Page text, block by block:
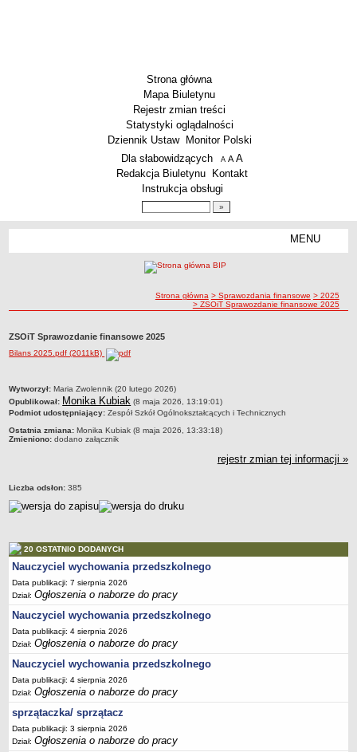
Strona główna
Mapa Biuletynu
Rejestr zmian treści
Statystyki oglądalności
Dziennik Ustaw
Monitor Polski
Menu dodatkowe
Dla słabowidzących A pomniejsz czcionkę
A standardowy rozmiar czcionki
A
Redakcja Biuletynu
Kontakt
Instrukcja obsługi
MENU
Szkoły podstawowe
Szkoły ponadpodstawowe
Inne placówki
ZARZĄDZENIA
PRZETARGI
2018
2020
2021
2023
2024
2025
OGŁOSZENIA
DEKLARACJA DOSTĘPNOŚCI
2021
2025
RAPORTY O STANIE DOSTĘPNOŚCI
ścieżka nawigacji
Strona główna > Sprawozdania finansowe > 2025
> ZSOiT Sprawozdanie finansowe 2025
ZSOiT Sprawozdanie finansowe 2025
Bilans 2025.pdf (2011kB)
metryczka
Wytworzył: Maria Zwolennik (20 lutego 2026)
Opublikował: Monika Kubiak (8 maja 2026, 13:19:01)
Podmiot udostępniający: Zespół Szkół Ogólnokształcących i Technicznych
Ostatnia zmiana: Monika Kubiak (8 maja 2026, 13:33:18)
Zmieniono: dodano załącznik
rejestr zmian tej informacji »
Liczba odsłon: 385
20 OSTATNIO DODANYCH
Nauczyciel wychowania przedszkolnego
Data publikacji: 7 sierpnia 2026
Dział:Ogłoszenia o naborze do pracy
Nauczyciel wychowania przedszkolnego
Data publikacji: 4 sierpnia 2026
Dział:Ogłoszenia o naborze do pracy
Nauczyciel wychowania przedszkolnego
Data publikacji: 4 sierpnia 2026
Dział:Ogłoszenia o naborze do pracy
sprzątaczka/ sprzątacz
Data publikacji: 3 sierpnia 2026
Dział:Ogłoszenia o naborze do pracy